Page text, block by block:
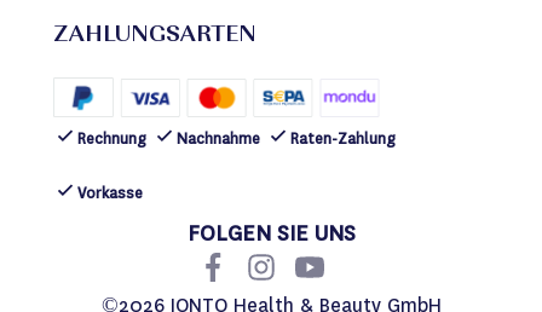
ZAHLUNGSARTEN
Rechnung Nachnahme Raten-Zahlung
Vorkasse
©2026 IONTO Health & Beauty GmbH
FOLGEN SIE UNS